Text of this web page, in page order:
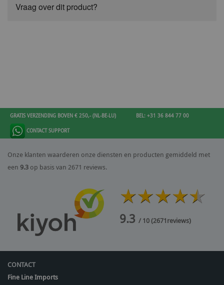
Vraag over dit product?
GRATIS VERZENDING BOVEN € 250,- (NL-BE-LU) BEL: +31 36 844 77 00
CONTACT SUPPORT
Onze klanten waarderen onze diensten en producten gemiddeld met
een 9.3 op basis van 2671 reviews.
9.3 / 10(2671reviews)
CONTACT
Fine Line Imports